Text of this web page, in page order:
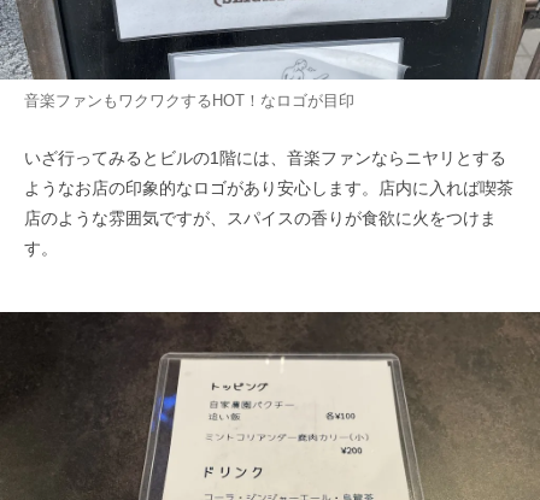
音楽ファンもワクワクするHOT！なロゴが目印
いざ行ってみるとビルの1階には、音楽ファンならニヤリとする
ようなお店の印象的なロゴがあり安心します。店内に入れば喫茶
店のような雰囲気ですが、スパイスの香りが食欲に火をつけま
す。